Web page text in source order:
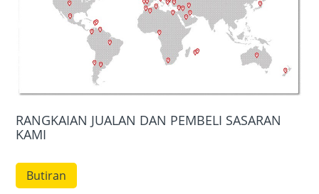
RANGKAIAN JUALAN DAN PEMBELI SASARAN
KAMI
Butiran